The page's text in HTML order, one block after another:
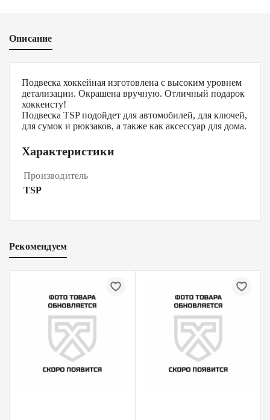
Описание
Подвеска хоккейная изготовлена с высоким уровнем
детализации. Окрашена вручную. Отличный подарок
хоккеисту!
Подвеска TSP подойдет для автомобилей, для ключей,
для сумок и рюкзаков, а также как аксессуар для дома.
Характеристики
Производитель
TSP
Рекомендуем